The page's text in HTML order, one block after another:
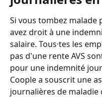
Si vous tombez malade
avez droit à une
salaire. Tous⸱tes les
pas d'une rente AVS
pour une indemnité
Coople a souscrit une
journalières de